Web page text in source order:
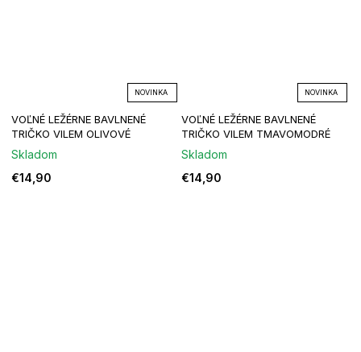
NOVINKA
VOĽNÉ LEŽÉRNE BAVLNENÉ
TRIČKO VILEM OLIVOVÉ
Skladom
€14,90
NOVINKA
VOĽNÉ LEŽÉRNE BAVLNENÉ
TRIČKO VILEM TMAVOMODRÉ
Skladom
€14,90